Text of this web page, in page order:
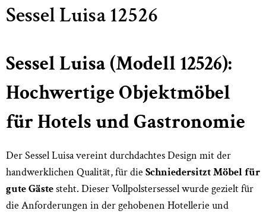
Sessel Luisa 12526
Sessel Luisa (Modell 12526):
Hochwertige Objektmöbel
für Hotels und Gastronomie
Der Sessel Luisa vereint durchdachtes Design mit der
handwerklichen Qualität, für die Schniedersitzt Möbel für
gute Gästesteht. Dieser Vollpolstersessel wurde gezielt für
die Anforderungen in der gehobenen Hotellerie und